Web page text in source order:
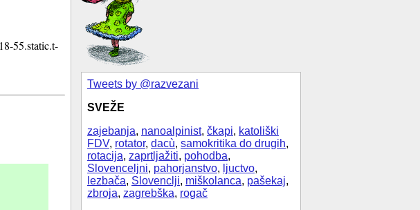
Tweets by @razvezani
SVEŽE
zajebanja, nanoalpinist, čkapi, katoliški
FDV, rotator, dacù, samokritika do drugih,
rotacija, zaprtljažiti, pohodba,
Slovenceljni, pahorjanstvo, ljuctvo,
lezbača, Slovenclji, miškolanca, pašekaj,
zbroja, zagrebška, rogač
55.static.t-